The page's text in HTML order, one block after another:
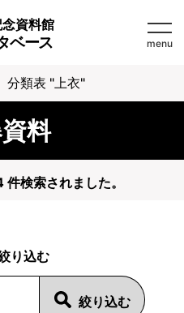
資料館
ベース menu
分類表 "上衣"
料
検索されました。
り込む